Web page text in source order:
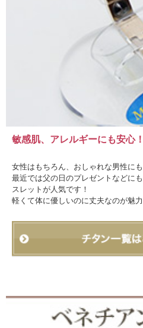
敏感肌、アレルギーにも安心！
女性はもちろん、おしゃれな男性に
最近では父の日のプレゼントなどに
スレットが人気です！
軽くて体に優しいのに丈夫なのが魅力